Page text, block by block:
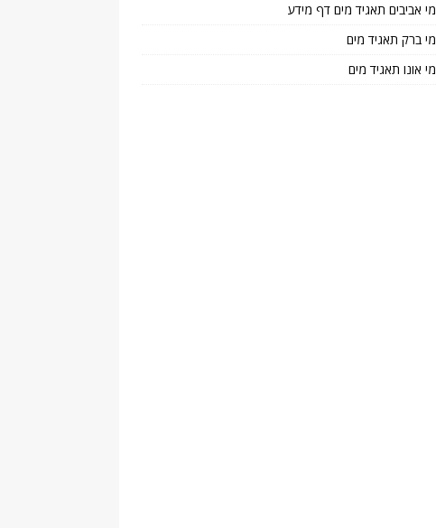
מי אביבים תאגיד מים דף מידע
מי ברק תאגיד מים
מי אונו תאגיד מים